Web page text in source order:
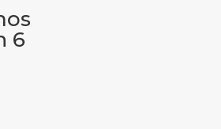
6